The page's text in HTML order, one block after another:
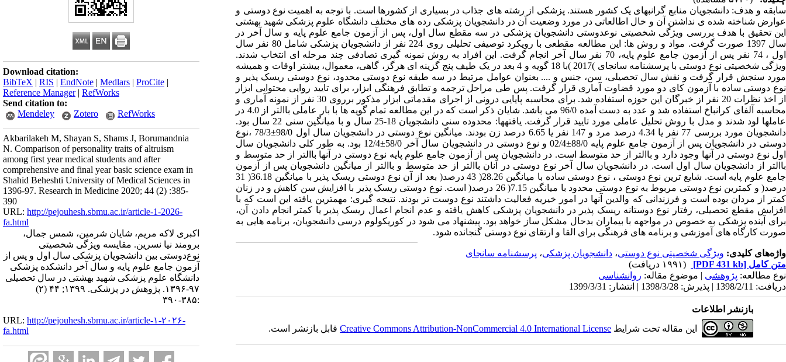
Download citation:
BibTeX | RIS | EndNote | Medlars | ProCite |
Reference Manager| RefWorks
Send citation to:
Mendeley
Zotero RefWorks
Akbarilakeh M, Shayan S, Shams J, Borumandnia
N. Comparison of personality traits of altruism
among first year medical students and after
comprehensive and final year basic science exam in
Shahid Beheshti University of Medical Sciences in
1396-97. Research in Medicine 2020; 44 (2) :385-
390
URL: http://pejouhesh.sbmu.ac.ir/article-1-2026-
fa.html
اکبری لاکه مریم، شایان شرمین، شمس جمال،
برومند نیا نسرین. مقایسه ویژگی شخصیتی
نوع‌دوستی بین دانشجویان پزشکی سال اول و پس از
آزمون جامع علوم پایه و سال آخر دانشکده پزشکی
دانشگاه علوم پزشکی شهید بهشتی در سال تحصیلی
۹۷-۱۳۹۶. پژوهش در پزشکی. ۱۳۹۹; ۴۴ (۲)
:۳۸۵-۳۹۰
URL: http://pejouhesh.sbmu.ac.ir/article-۱-۲۰۲۶-
fa.html
سابقه و هدف: دانشجویان منابع گرانبهای یک کشور هستند. پزشکی از رشته های جذاب در بسیاری از کشورها است. با توجه به اهمیت نوع دوستی و
عوارض شناخته شده ی نداشتن آن و خال اطالعاتی در مورد وضعیت آن در دانشجویان پزشکی رده های مختلف دانشگاه علوم پزشکی شهید بهشتی
این تحقیق با هدف بررسی ویژگی شخصیتی نوعدوستی دانشجویان پزشکی در سه مقطع سال اول، پس از آزمون جامع علوم پایه و سال آخر در
سال 1397 صورت گرفت. مواد و روش ها: این مطالعه مقطعی با رویکرد توصیفی تحلیلی روی 224 نفر از دانشجویان پزشکی شامل 80 نفر سال
اول ، 74 نفر پس از آزمون جامع علوم پایه، 70 نفر سال آخر انجام گرفت. این افراد به روش نمونه گیری تصادفی چند مرحله ای انتخاب شدند.
ویژگی شخصیتی نوع دوستی با پرسشنامه سانجای )2017 )با 18 گویه و 4 بعد در یک طیف پنج گزینه ای هرگز، گاهی، معموال، بیشتر اوقات و همیشه
مورد سنجش قرار گرفت و نقش سال تحصیلی، سن، جنس و .... بعنوان عوامل مرتبط در سه طبقه نوع دوستی محدود، نوع دوستی ریسک پذیر و
نوع دوستی ساده با آزمون کای دو مورد قضاوت آماری قرار گرفت. پس طی مراحل ترجمه و تطابق فرهنگی ابزار، برای تایید روایی محتوایی ابزار
از اخذ نظرات 20 نفر از خبرگان این حوزه استفاده شد. برای محاسبه پایایی درونی از اجرای مقدماتی ابزار مذکور برروی 30 نفر از نمونه آماری و
محاسبه آلفای کرانباخ استفاده شد و عدد به دست آمده 96/0 می باشد. شایان ذکر است که در این مطالعه تمام گویه ها با بار عاملی باالتر از 4.0 در
عاملها لود شدند و مدل با روش تحلیل عاملی مورد تایید قرار گرفت. یافتهها: محدوده سنی دانشجویان 18-25 سال و با میانگین سنی 22 سال بود.
دانشجویان مورد بررسی 77 نفر یا 4.34 درصد مرد و 147 نفر یا 6.65 درصد زن بودند. میانگین نوع دوستی در دانشجویان سال اول 98/0±78/3 ،نوع
دوستی در دانشجویان پس از آزمون جامع علوم پایه 88/0±02/4 و نوع دوستی در دانشجویان سال آخر 58/0±12/4 بود. به طور کلی دانشجویان سال
اول نوع دوستی در آنها وجود دارد و باالتر از حد متوسط است. در دانشجویان پس از آزمون جامع علوم پایه نوع دوستی در آنها باالتر از حد متوسط و
باالتر از دانشجویان سال اول است. در دانشجویان سال آخر نوع دوستی در آنان باالتر از حد متوسط و باالتر از میانگین دانشجویان پس از آزمون
جامع علوم پایه است. شایع ترین نوع دوستی ، نوع دوستی ساده با میانگین 28.26( 43 درصد( بعد از آن نوع دوستی ریسک پذیر با میانگین 36.18( 31
درصد( و کمترین نوع دوستی مربوط به نوع دوستی محدود با میانگین 7.15( 26 درصد( است. نوع دوستی ریسک پذیر با افزایش سن کاهش و در زنان
کمتر از مردان بوده است و فرزندانی که والدین آنها در امور خیریه فعالیت داشتند نوع دوست تر بودند. نتیجه گیری: مهمترین یافته این است که با
افزایش مقطع تحصیلی، رفتار نوع دوستانه ریسک پذیر در دانشجویان پزشکی کاهش یافته و عدم انجام اعمال ریسک پذیر یا کمتر انجام دادن آن،
برای آینده پزشکی به خصوص در مواجهه با بیماران بدحال مشکل ساز خواهد بود. پیشنهاد می شود در کوریکولوم درسی دانشجویان، برنامه هایی به
صورت کارگاه های آموزشی و برنامه های فرهنگی برای القا و ارتقای نوع دوستی گنجانده شود.
واژه‌های کلیدی: ویژگی شخصیتی نوع دوستی، دانشجویان پزشکی، پرسشنامه سانجای
متن کامل [PDF 431 kb]
(۱۹۹۱ دریافت)
نوع مطالعه: پژوهشی | موضوع مقاله: روانشناسی
دریافت: 1398/2/11 | پذیرش: 1398/3/28 | انتشار: 1399/3/31
بازنشر اطلاعات
این مقاله تحت شرایط Creative Commons Attribution-NonCommercial 4.0 International Licenseقابل بازنشر است.